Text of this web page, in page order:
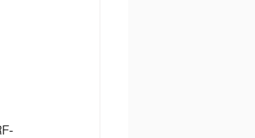
V03 R1.0